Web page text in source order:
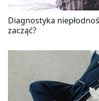
Diagnostyka
zacząć?